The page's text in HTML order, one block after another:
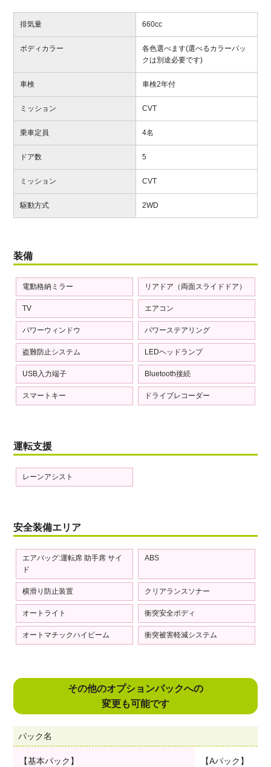
排気量 660cc
ボディカラー
各色選べます(選べるカラーパッ
クは別途必要です)
車検 車検2年付
ミッション CVT
乗車定員 4名
ドア数 5
ミッション CVT
駆動方式 2WD
装備
電動格納ミラー リアドア（両面スライドドア）
TV エアコン
パワーウィンドウ パワーステアリング
盗難防止システム LEDヘッドランプ
USB入力端子 Bluetooth接続
スマートキー ドライブレコーダー
運転支援
レーンアシスト
安全装備エリア
エアバッグ:運転席 助手席 サイ
ド
ABS
横滑り防止装置 クリアランスソナー
オートライト 衝突安全ボディ
オートマチックハイビーム 衝突被害軽減システム
その他のオプションパックへの
変更も可能です
パック名
【基本パック】
【Aパック】